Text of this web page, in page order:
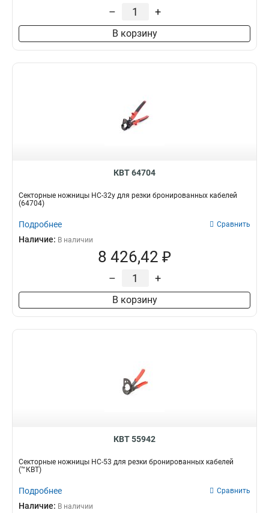
– +
В корзину
КВТ 64704
Секторные ножницы НС-32у для резки бронированных кабелей
(64704)
Подробнее Сравнить
Наличие: В наличии
8 426,42 ₽
– +
В корзину
КВТ 55942
Секторные ножницы НС-53 для резки бронированных кабелей
(™КВТ)
Подробнее Сравнить
Наличие: В наличии